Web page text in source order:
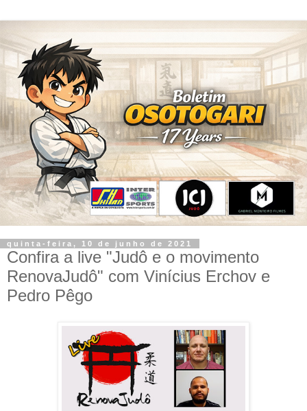
quinta-feira, 10 de junho de 2021
Confira a live "Judô e o movimento
RenovaJudô" com Vinícius Erchov e
Pedro Pêgo